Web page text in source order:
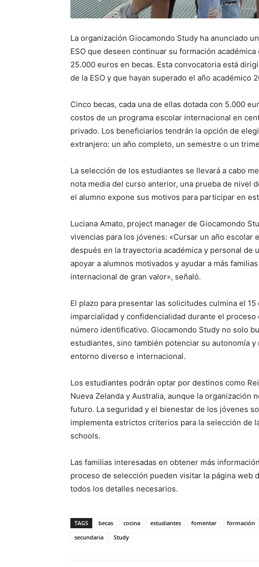
La organización Giocamondo Study ha anunciado
ESO que deseen continuar su formación
25.000 euros en becas. Esta convocatoria está
de la ESO y que hayan superado el año académico
Cinco becas, cada una de ellas dotada con 5.000
costos de un programa escolar internacional en
privado. Los beneficiarios tendrán la opción de
extranjero: un año completo, un semestre o un
La selección de los estudiantes se llevará a cabo
nota media del curso anterior, una prueba de nivel
el alumno expone sus motivos para participar en
Luciana Amato, project manager de Giocamondo
vivencias para los jóvenes: «Cursar un año escolar
después en la trayectoria académica y personal de
apoyar a alumnos motivados y ayudar a más
internacional de gran valor», señaló.
El plazo para presentar las solicitudes culmina el
imparcialidad y confidencialidad durante el
número identificativo. Giocamondo Study no solo
estudiantes, sino también potenciar su autonomía
entorno diverso e internacional.
Los estudiantes podrán optar por destinos como
Nueva Zelanda y Australia, aunque la organización
futuro. La seguridad y el bienestar de los jóvenes
implementa estrictos criterios para la selección de
schools.
Las familias interesadas en obtener más
proceso de selección pueden visitar la página web
todos los detalles necesarios.
TAGS becas cocina estudiantes fomentar formación
secundaria
Study